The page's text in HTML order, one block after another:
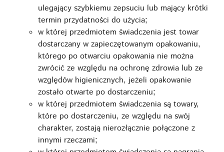
ulegający szybkiemu zepsuciu lub mający krótki
termin przydatności do użycia;
w której przedmiotem świadczenia jest towar
dostarczany w zapieczętowanym opakowaniu,
którego po otwarciu opakowania nie można
zwrócić ze względu na ochronę zdrowia lub ze
względów higienicznych, jeżeli opakowanie
zostało otwarte po dostarczeniu;
w której przedmiotem świadczenia są towary,
które po dostarczeniu, ze względu na swój
charakter, zostają nierozłącznie połączone z
innymi rzeczami;